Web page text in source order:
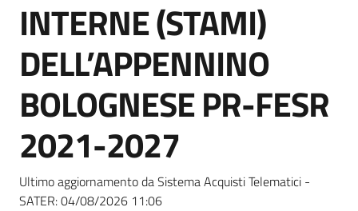
INTERNE (STAMI)
DELL’APPENNINO
BOLOGNESE PR-FESR
2021-2027
Ultimo aggiornamento da Sistema Acquisti Telematici -
SATER:04/08/2026 11:06